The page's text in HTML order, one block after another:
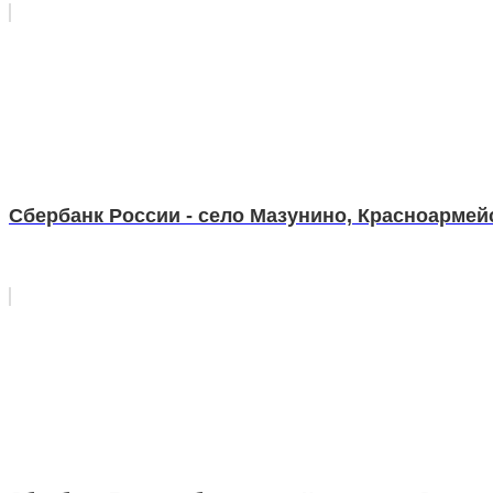
Сбербанк России - село Мазунино,